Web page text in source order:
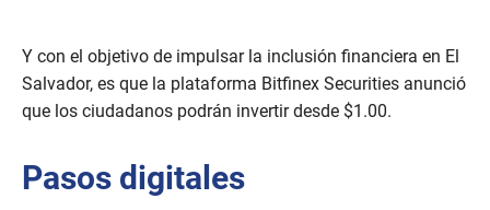
Y con el objetivo de impulsar la inclusión financiera en El
Salvador, es que la plataforma Bitfinex Securities anunció
que los ciudadanos podrán invertir desde $1.00.
Pasos digitales